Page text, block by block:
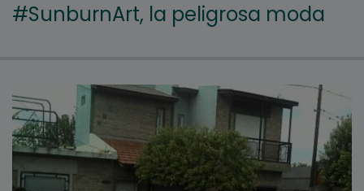
#SunburnArt, la peligrosa moda